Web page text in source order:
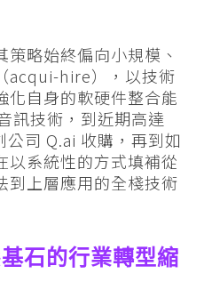
略始終偏向小規模、
acqui-hire），以技術
化自身的軟硬件整合能
訊技術，到近期高達
司 Q.ai 收購，再到如
系統性的方式填補從
到上層應用的全棧技術
石的行業轉型縮